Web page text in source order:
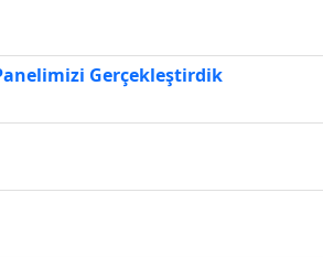
Gerçekleştirdik